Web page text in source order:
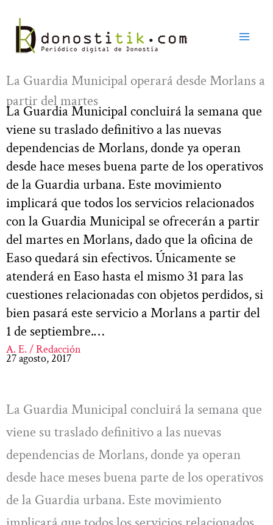
contenido
La Guardia Municipal operará desde Morlans a
partir del martes
La Guardia Municipal concluirá la semana que
viene su traslado definitivo a las nuevas
dependencias de Morlans, donde ya operan
desde hace meses buena parte de los operativos
de la Guardia urbana. Este movimiento
implicará que todos los servicios relacionados
con la Guardia Municipal se ofrecerán a partir
del martes en Morlans, dado que la oficina de
Easo quedará sin efectivos. Únicamente se
atenderá en Easo hasta el mismo 31 para las
cuestiones relacionadas con objetos perdidos, si
bien pasará este servicio a Morlans a partir del
1 de septiembre.…
A. E. / Redacción
27 agosto, 2017
La Guardia Municipal concluirá la semana que
viene su traslado definitivo a las nuevas
dependencias de Morlans, donde ya operan
desde hace meses buena parte de los operativos
de la Guardia urbana. Este movimiento